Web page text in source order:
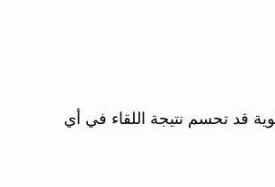
قد تحسم نتيجة اللقاء في أي